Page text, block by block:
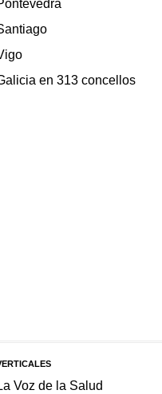
en 313 concellos
Voz de la Salud